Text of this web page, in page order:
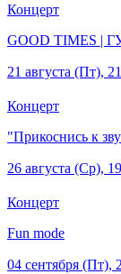
Концерт
GOOD TIMES |
21 августа (Пт),
Концерт
"Прикоснись к
26 августа (Ср),
Концерт
Fun mode
04 сентября (Пт),